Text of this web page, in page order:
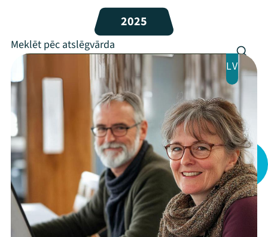
Viņi bija LAMPĀ 2026
Jaunumi
Ziedo
Veikals
Kontakti
2025
LV